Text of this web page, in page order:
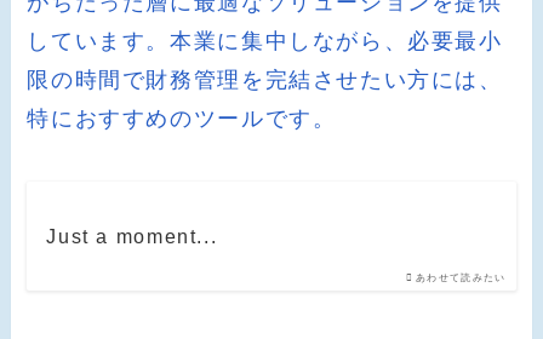
しています。本業に集中しながら、必要最小
限の時間で財務管理を完結させたい方には、
特におすすめのツールです。
あわせて読みたい
Just a moment...